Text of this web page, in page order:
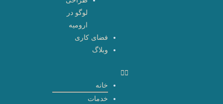
لوگو در
ارومیه
فضای کاری
وبلاگ
خانه
خدمات